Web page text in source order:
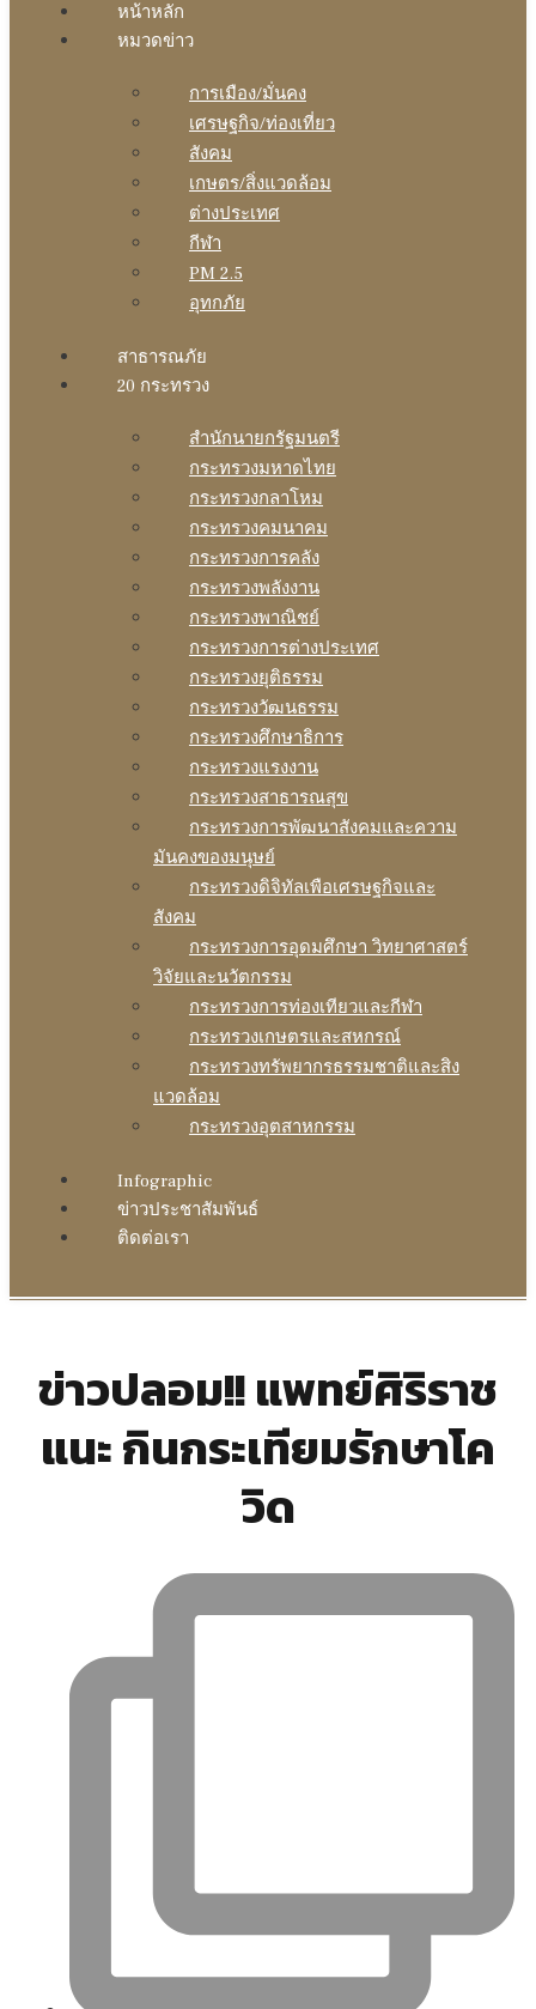
หน้าหลัก
หมวดข่าว
การเมือง/มั่นคง
เศรษฐกิจ/ท่องเที่ยว
สังคม
เกษตร/สิ่งแวดล้อม
ต่างประเทศ
กีฬา
PM 2.5
อุทกภัย
สาธารณภัย
20 กระทรวง
สํานักนายกรัฐมนตรี
กระทรวงมหาดไทย
กระทรวงกลาโหม
กระทรวงคมนาคม
กระทรวงการคลัง
กระทรวงพลังงาน
กระทรวงพาณิชย์
กระทรวงการต่างประเทศ
กระทรวงยุติธรรม
กระทรวงวัฒนธรรม
กระทรวงศึกษาธิการ
กระทรวงแรงงาน
กระทรวงสาธารณสุข
กระทรวงการพัฒนาสังคมและความ
มันคงของมนุษย์
กระทรวงดิจิทัลเพือเศรษฐกิจและ
สังคม
กระทรวงการอุดมศึกษา วิทยาศาสตร์
วิจัยและนวัตกรรม
กระทรวงการท่องเทียวและกีฬา
กระทรวงเกษตรและสหกรณ์
กระทรวงทรัพยากรธรรมชาติและสิง
แวดล้อม
กระทรวงอุตสาหกรรม
Infographic
ข่าวประชาสัมพันธ์
ติดต่อเรา
ข่าวปลอม!! แพทย์ศิริราช
แนะ กินกระเทียมรักษาโค
วิด